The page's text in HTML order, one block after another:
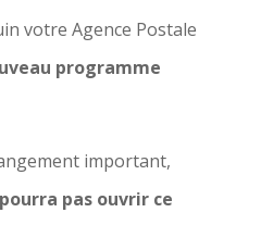
votre Agence Postale
programme
important,
pas ouvrir ce